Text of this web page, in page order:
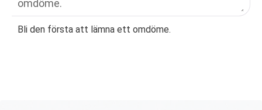
Bli den första att lämna ett omdöme.